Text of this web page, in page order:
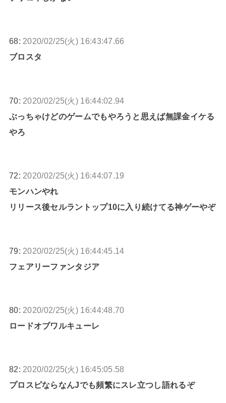
68: 2020/02/25(火) 16:43:47.66
ブロスタ
70: 2020/02/25(火) 16:44:02.94
ぶっちゃけどのゲームでもやろうと思えば無課金イケる
やろ
72: 2020/02/25(火) 16:44:07.19
モンハンやれ
リリース後セルラントップ10に入り続けてる神ゲーやぞ
79: 2020/02/25(火) 16:44:45.14
フェアリーファンタジア
80: 2020/02/25(火) 16:44:48.70
ロードオブワルキューレ
82: 2020/02/25(火) 16:45:05.58
プロスピならなんJでも頻繁にスレ立つし語れるぞ